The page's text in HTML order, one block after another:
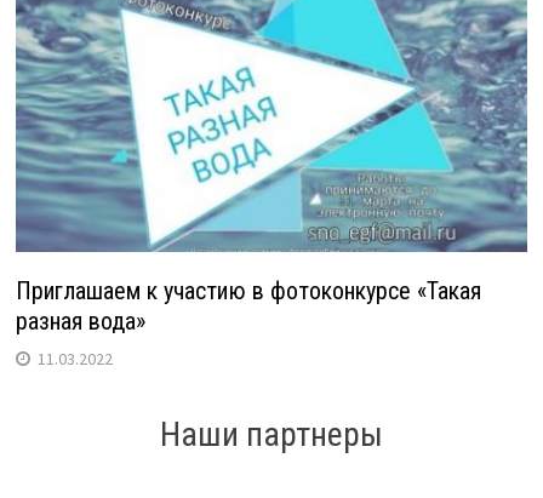
Приглашаем к участию в фотоконкурсе «Такая
разная вода»
11.03.2022
Наши партнеры